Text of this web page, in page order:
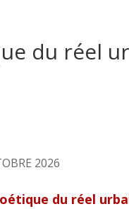
du réel
2026
du réel